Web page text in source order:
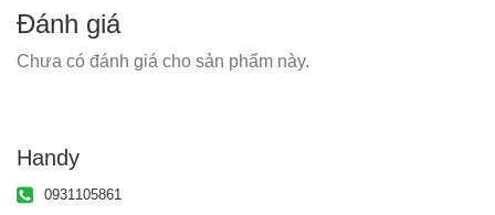
Đánh giá
Chưa có đánh giá cho sản phẩm này.
Handy
0931105861